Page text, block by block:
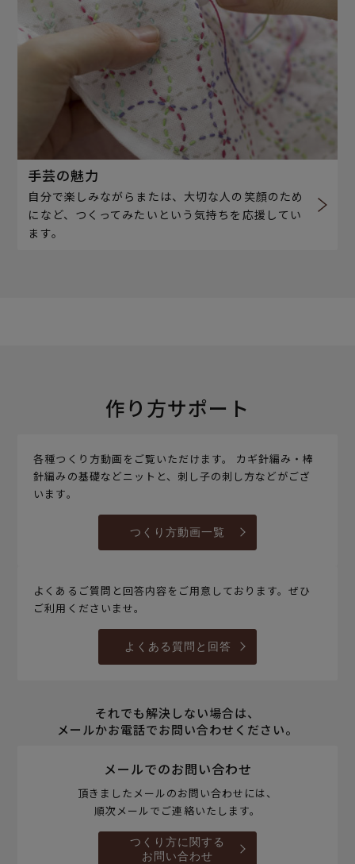
手芸の魅力
自分で楽しみながらまたは、大切な人の笑顔のため
になど、つくってみたいという気持ちを応援してい
ます。
作り方サポート
各種つくり方動画をご覧いただけます。 カギ針編み・棒
針編みの基礎などニットと、刺し子の刺し方などがござ
います。
つくり方動画一覧
よくあるご質問と回答内容をご用意しております。ぜひ
ご利用くださいませ。
よくある質問と回答
それでも解決しない場合は、
メールかお電話でお問い合わせください。
メールでのお問い合わせ
頂きましたメールのお問い合わせには、
順次メールでご連絡いたします。
つくり方に関する
お問い合わせ